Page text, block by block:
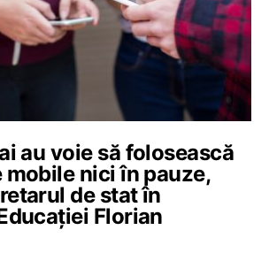
au voie să folosească
nici în pauze,
de stat în
Florian